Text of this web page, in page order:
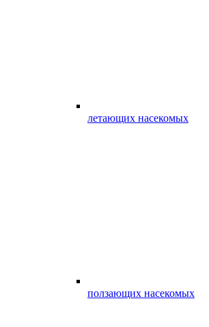
летающих насекомых
ползающих насекомых